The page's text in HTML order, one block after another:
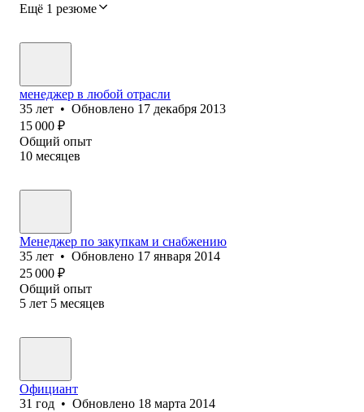
Ещё 1 резюме
менеджер в любой отрасли
35 лет • Обновлено 17 декабря 2013
15 000 ₽
Общий опыт
10 месяцев
Менеджер по закупкам и снабжению
35 лет • Обновлено 17 января 2014
25 000 ₽
Общий опыт
5 лет 5 месяцев
Официант
31 год • Обновлено 18 марта 2014